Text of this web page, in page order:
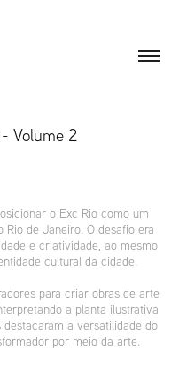
Volume 2
o Exc Rio como um
de Janeiro. O desafio era
e criatividade, ao mesmo
cultural da cidade.
para criar obras de arte
a planta ilustrativa
a versatilidade do
por meio da arte.